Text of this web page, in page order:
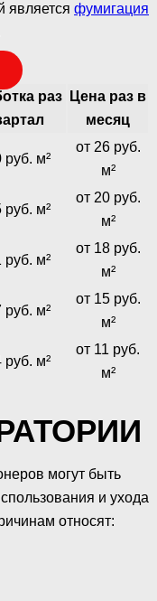
является фумигация
раз
Цена раз в
месяц
руб. м²
от 26 руб.
м²
руб. м²
от 20 руб.
м²
руб. м²
от 18 руб.
м²
руб. м²
от 15 руб.
м²
руб. м²
от 11 руб.
м²
могут быть
и ухода
относят: